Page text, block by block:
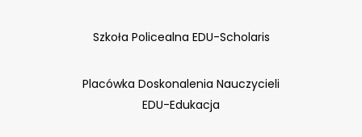
Szkoła Policealna EDU-Scholaris
Placówka Doskonalenia Nauczycieli
EDU-Edukacja